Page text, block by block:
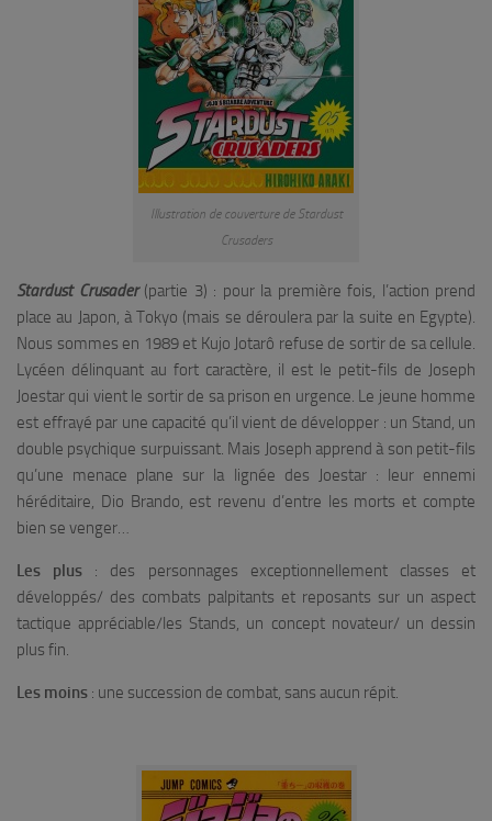
Illustration de couverture de Stardust
Crusaders
Stardust Crusader(partie 3) : pour la première fois, l’action prend
place au Japon, à Tokyo (mais se déroulera par la suite en Egypte).
Nous sommes en 1989 et Kujo Jotarô refuse de sortir de sa cellule.
Lycéen délinquant au fort caractère, il est le petit-fils de Joseph
Joestar qui vient le sortir de sa prison en urgence. Le jeune homme
est effrayé par une capacité qu’il vient de développer : un Stand, un
double psychique surpuissant. Mais Joseph apprend à son petit-fils
qu’une menace plane sur la lignée des Joestar : leur ennemi
héréditaire, Dio Brando, est revenu d’entre les morts et compte
bien se venger…
Les plus : des personnages exceptionnellement classes et
développés/ des combats palpitants et reposants sur un aspect
tactique appréciable/les Stands, un concept novateur/ un dessin
plus fin.
Les moins : une succession de combat, sans aucun répit.